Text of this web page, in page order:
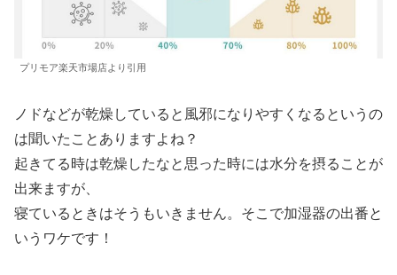
プリモア楽天市場店より引用
ノドなどが乾燥していると風邪になりやすくなるというの
は聞いたことありますよね？
起きてる時は乾燥したなと思った時には水分を摂ることが
出来ますが、
寝ているときはそうもいきません。そこで加湿器の出番と
いうワケです！